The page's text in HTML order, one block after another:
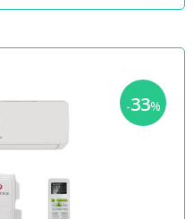
-33%